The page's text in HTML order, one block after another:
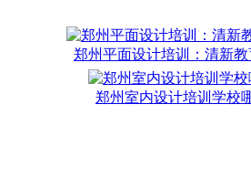
郑州平面设计培训：清新
郑州室内设计培训学校